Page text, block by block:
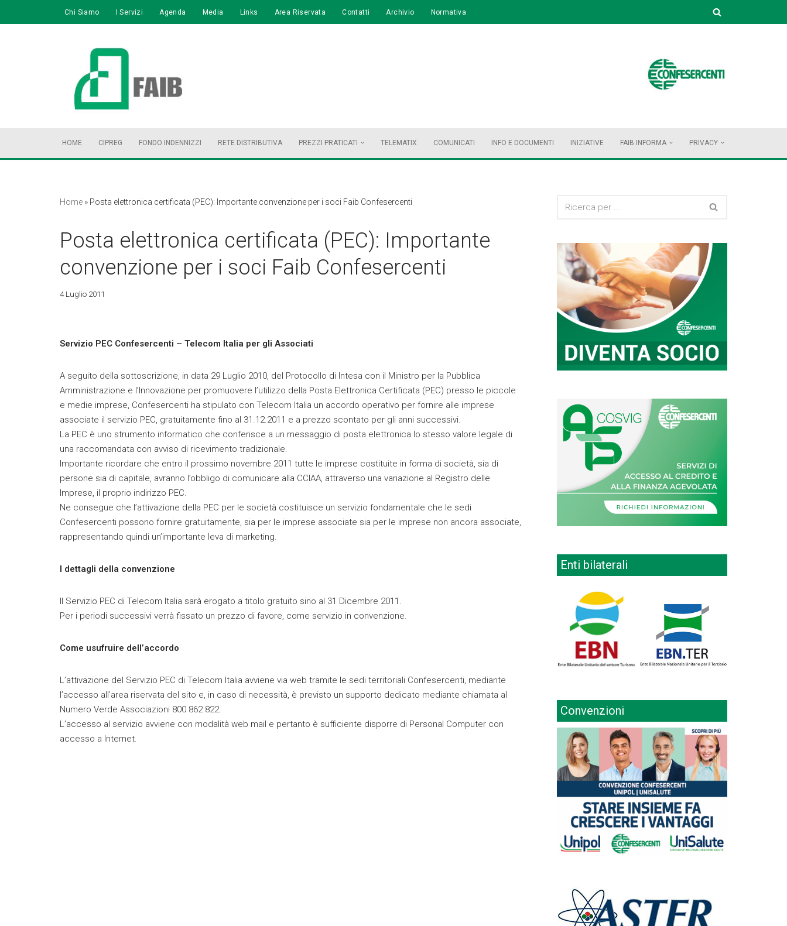
Chi Siamo I Servizi Agenda Media Links Area Riservata Contatti Archivio Normativa
HOME CIPREG FONDO INDENNIZZI RETE DISTRIBUTIVA PREZZI PRATICATI TELEMATIX COMUNICATI INFO E DOCUMENTI INIZIATIVE FAIB INFORMA PRIVACY
Home » Posta elettronica certificata (PEC): Importante convenzione per i soci Faib Confesercenti
Posta elettronica certificata (PEC): Importante
convenzione per i soci Faib Confesercenti
4 Luglio 2011
Servizio PEC Confesercenti – Telecom Italia per gli Associati
A seguito della sottoscrizione, in data 29 Luglio 2010, del Protocollo di Intesa con il Ministro per la Pubblica
Amministrazione e l’Innovazione per promuovere l’utilizzo della Posta Elettronica Certificata (PEC) presso le piccole
e medie imprese, Confesercenti ha stipulato con Telecom Italia un accordo operativo per fornire alle imprese
associate il servizio PEC, gratuitamente fino al 31.12.2011 e a prezzo scontato per gli anni successivi.
La PEC è uno strumento informatico che conferisce a un messaggio di posta elettronica lo stesso valore legale di
una raccomandata con avviso di ricevimento tradizionale.
Importante ricordare che entro il prossimo novembre 2011 tutte le imprese costituite in forma di società, sia di
persone sia di capitale, avranno l’obbligo di comunicare alla CCIAA, attraverso una variazione al Registro delle
Imprese, il proprio indirizzo PEC.
Ne consegue che l’attivazione della PEC per le società costituisce un servizio fondamentale che le sedi
Confesercenti possono fornire gratuitamente, sia per le imprese associate sia per le imprese non ancora associate,
rappresentando quindi un’importante leva di marketing.
I dettagli della convenzione
Il Servizio PEC di Telecom Italia sarà erogato a titolo gratuito sino al 31 Dicembre 2011.
Per i periodi successivi verrà fissato un prezzo di favore, come servizio in convenzione.
Come usufruire dell’accordo
L’attivazione del Servizio PEC di Telecom Italia avviene via web tramite le sedi territoriali Confesercenti, mediante
l’accesso all’area riservata del sito e, in caso di necessità, è previsto un supporto dedicato mediante chiamata al
Numero Verde Associazioni 800 862 822.
L’accesso al servizio avviene con modalità web mail e pertanto è sufficiente disporre di Personal Computer con
accesso a Internet.
Enti bilaterali
Convenzioni